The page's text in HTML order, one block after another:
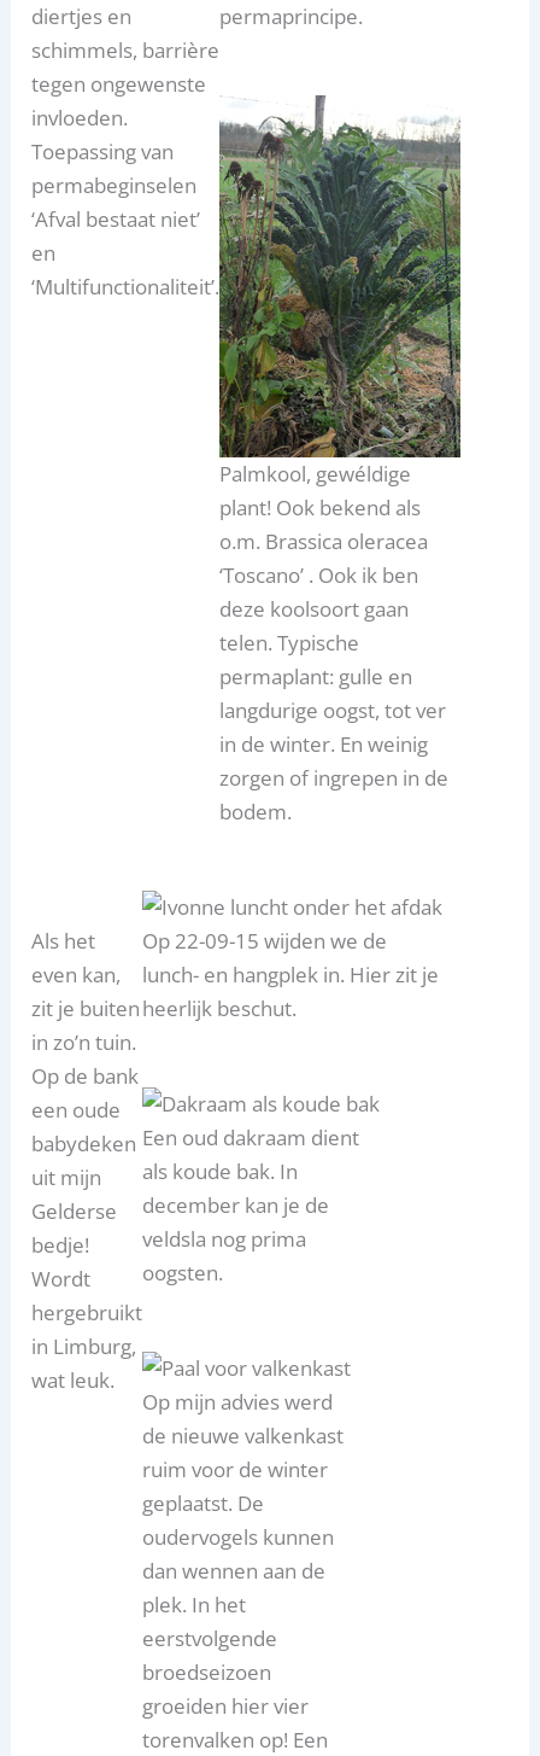
diertjes en
schimmels, barrière
tegen ongewenste
invloeden.
Toepassing van
permabeginselen
‘Afval bestaat niet’
en
‘Multifunctionaliteit’.
permaprincipe.
Palmkool, gewéldige
plant! Ook bekend als
o.m. Brassica oleracea
‘Toscano’ . Ook ik ben
deze koolsoort gaan
telen. Typische
permaplant: gulle en
langdurige oogst, tot ver
in de winter. En weinig
zorgen of ingrepen in de
bodem.
Als het
even kan,
zit je buiten
in zo’n tuin.
Op de bank
een oude
babydeken
uit mijn
Gelderse
bedje!
Wordt
hergebruikt
in Limburg,
wat leuk.
Op 22-09-15 wijden we de
lunch- en hangplek in. Hier zit je
heerlijk beschut.
Een oud dakraam dient
als koude bak. In
december kan je de
veldsla nog prima
oogsten.
Op mijn advies werd
de nieuwe valkenkast
ruim voor de winter
geplaatst. De
oudervogels kunnen
dan wennen aan de
plek. In het
eerstvolgende
broedseizoen
groeiden hier vier
torenvalken op! Een